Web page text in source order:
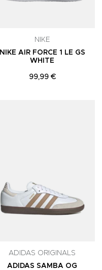
NIKE
NIKE AIR FORCE 1 LE GS
WHITE
99,99 €
ADIDAS ORIGINALS
ADIDAS SAMBA OG